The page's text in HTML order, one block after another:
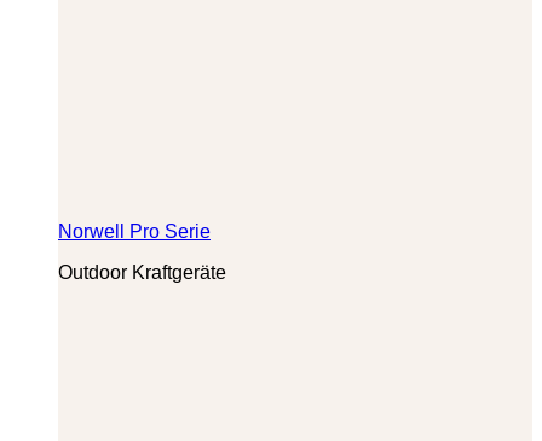
Norwell Pro Serie
Outdoor Kraftgeräte